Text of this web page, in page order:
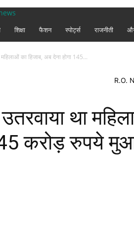
शिक्षा फैशन स्पोर्ट्स राजनीती
का हिजाब, अब देना होगा 145...
R.O.
था
करोड़ रुपये